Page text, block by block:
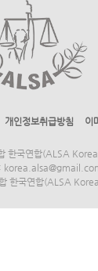
개인정보취급방침 이
한국연합(ALSA
한국연합(ALSA